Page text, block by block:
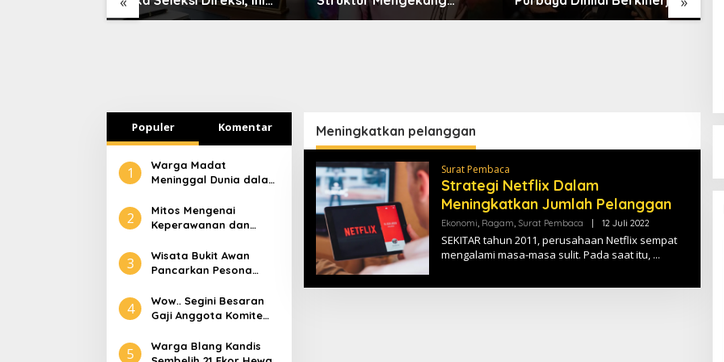
Identitas Diri
Terbaik, Teddy dan Bahlil
Internal, Mitra dan
Populer Komentar
1
Warga Madat
Meninggal Dunia dalam
2
Mitos Mengenai
Keperawanan dan
3
Wisata Bukit Awan
Pancarkan Pesona
Tamiang
4
Wow.. Segini Besaran
Gaji Anggota Komite
5
Warga Blang Kandis
Meningkatkan pelanggan
Surat Pembaca
Strategi Netflix Dalam
Meningkatkan Jumlah Pelanggan
Ekonomi, Ragam, Surat Pembaca 12 Juli 2022
E
H
R
SEKITAR tahun 2011, perusahaan Netflix sempat
mengalami masa-masa sulit. Pada saat itu,